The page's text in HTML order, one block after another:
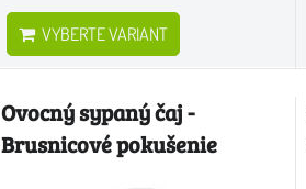
VYBERTE VARIANT
Ovocný sypaný čaj -
Brusnicové pokušenie